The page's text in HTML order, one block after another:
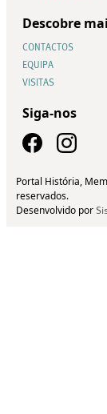
Descobre
CONTACTOS
EQUIPA
VISITAS
Siga-nos
Portal História,
reservados.
Desenvolvido por